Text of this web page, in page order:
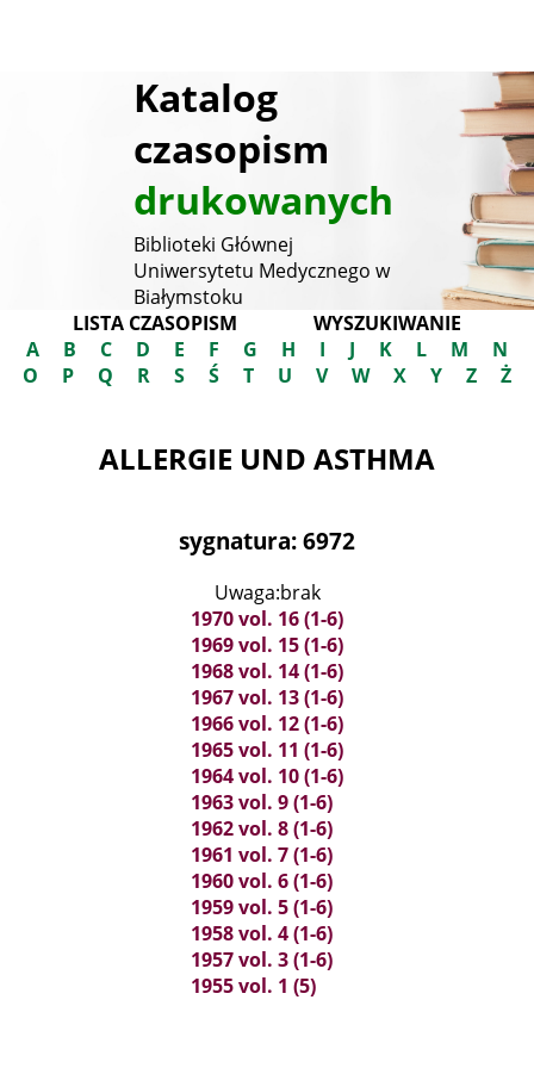
Katalog
czasopism
drukowanych
Biblioteki Głównej
Uniwersytetu Medycznego w
Białymstoku
LISTA CZASOPISM
WYSZUKIWANIE
A
B C D E F G H I J K L M
N
O
P Q R S Ś T U V W X Y Z Ż
ALLERGIE UND ASTHMA
sygnatura: 6972
Uwaga:brak
1970 vol. 16 (1-6)
1969 vol. 15 (1-6)
1968 vol. 14 (1-6)
1967 vol. 13 (1-6)
1966 vol. 12 (1-6)
1965 vol. 11 (1-6)
1964 vol. 10 (1-6)
1963 vol. 9 (1-6)
1962 vol. 8 (1-6)
1961 vol. 7 (1-6)
1960 vol. 6 (1-6)
1959 vol. 5 (1-6)
1958 vol. 4 (1-6)
1957 vol. 3 (1-6)
1955 vol. 1 (5)